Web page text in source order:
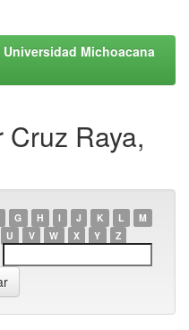
Michoacana
Raya,
G H I J K L
M
U V W X Y Z